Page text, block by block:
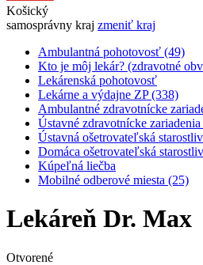
Košický
samosprávny kraj zmeniť kraj
Ambulantná pohotovosť (49)
Kto je môj lekár? (zdravotné
Lekárenská pohotovosť
Lekárne a výdajne ZP (338)
Ambulantné zdravotnícke
Ústavné zdravotnícke
Ústavná ošetrovateľská
Domáca ošetrovateľská
Kúpeľná liečba
Mobilné odberové miesta (25)
Lekáreň Dr. Max
Otvorené